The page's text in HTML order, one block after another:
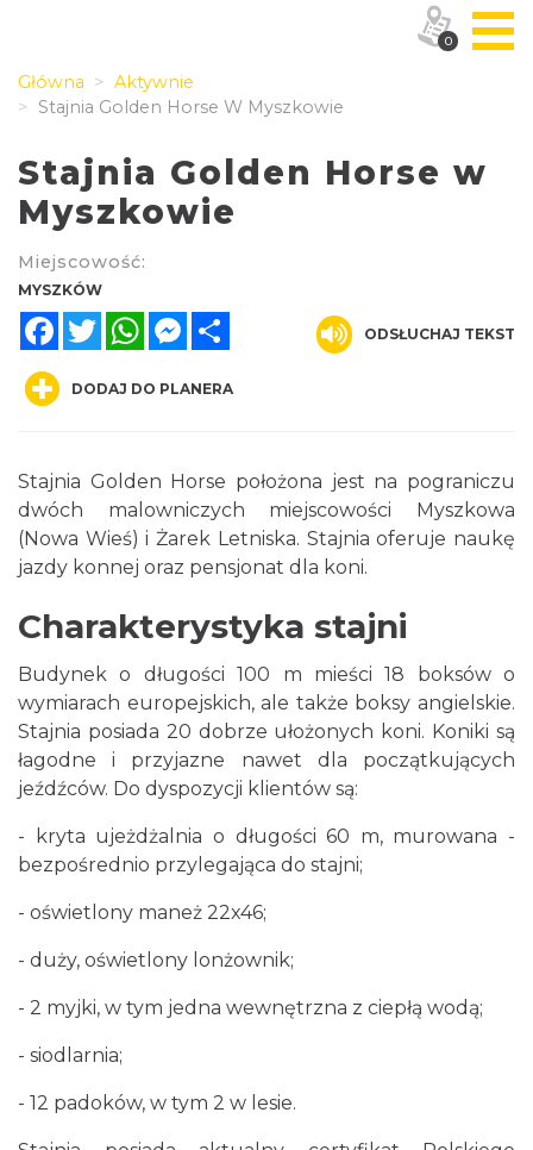
Główna
Aktywnie
Stajnia Golden Horse W Myszkowie
Stajnia Golden Horse w
Myszkowie
Miejscowość:
MYSZKÓW
FacebookTwitterWhatsAppMessenger
ODSŁUCHAJ TEKST
DODAJ DO PLANERA
Stajnia Golden Horse położona jest na pograniczu
dwóch malowniczych miejscowości Myszkowa
(Nowa Wieś) i Żarek Letniska. Stajnia oferuje naukę
jazdy konnej oraz pensjonat dla koni.
Charakterystyka stajni
Budynek o długości 100 m mieści 18 boksów o
wymiarach europejskich, ale także boksy angielskie.
Stajnia posiada 20 dobrze ułożonych koni. Koniki są
łagodne i przyjazne nawet dla początkujących
jeźdźców. Do dyspozycji klientów są:
- kryta ujeżdżalnia o długości 60 m, murowana -
bezpośrednio przylegająca do stajni;
- oświetlony maneż 22x46;
- duży, oświetlony lonżownik;
- 2 myjki, w tym jedna wewnętrzna z ciepłą wodą;
- siodlarnia;
- 12 padoków, w tym 2 w lesie.
0